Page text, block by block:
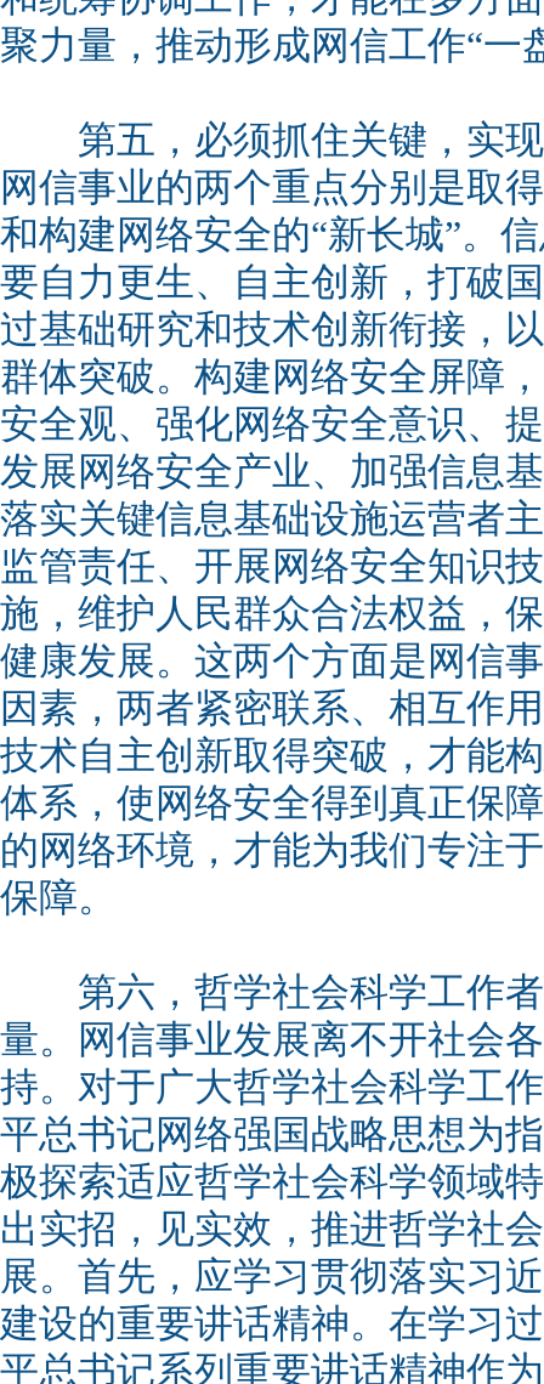
聚力量，推动形成网信工作“一
第五，必须抓住关键，实现
网信事业的两个重点分别是取
和构建网络安全的“新长城”。
要自力更生、自主创新，打破
过基础研究和技术创新衔接，
群体突破。构建网络安全屏障
安全观、强化网络安全意识、
发展网络安全产业、加强信息
落实关键信息基础设施运营者
监管责任、开展网络安全知识
施，维护人民群众合法权益，
健康发展。这两个方面是网信
因素，两者紧密联系、相互作
技术自主创新取得突破，才能
体系，使网络安全得到真正保
的网络环境，才能为我们专注
保障。
第六，哲学社会科学工作者
量。网信事业发展离不开社会
持。对于广大哲学社会科学工
平总书记网络强国战略思想为
极探索适应哲学社会科学领域
出实招，见实效，推进哲学社
展。首先，应学习贯彻落实习
建设的重要讲话精神。在学习
平总书记系列重要讲话精神作